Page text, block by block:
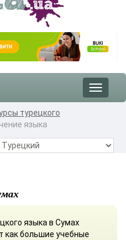
Toggle
турецкого
языка
языка в Сумах
как большие учебные